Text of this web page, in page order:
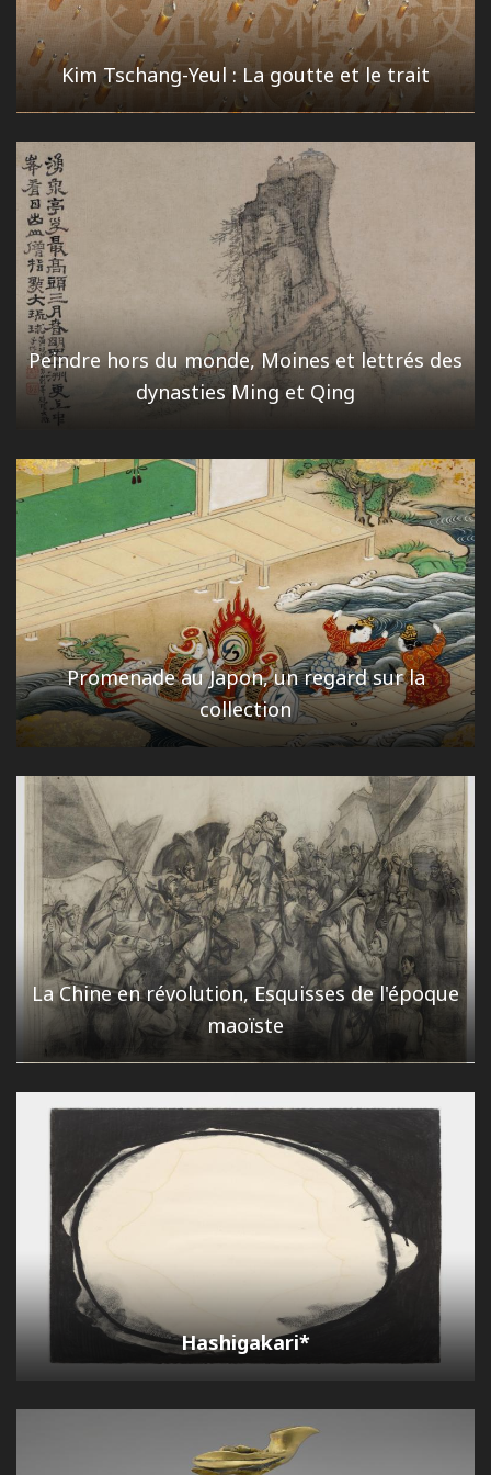
Kim Tschang-Yeul : La goutte et le trait
Peindre hors du monde, Moines et lettrés des
dynasties Ming et Qing
Promenade au Japon, un regard sur la
collection
La Chine en révolution, Esquisses de l'époque
maoïste
Hashigakari*